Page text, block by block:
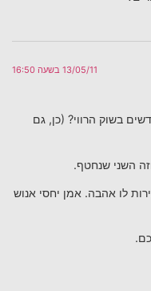
13/05/11 בשעה 16:50
הרווי? (כן, גם
שנחטף.
אהבה. אמן יחסי אנוש